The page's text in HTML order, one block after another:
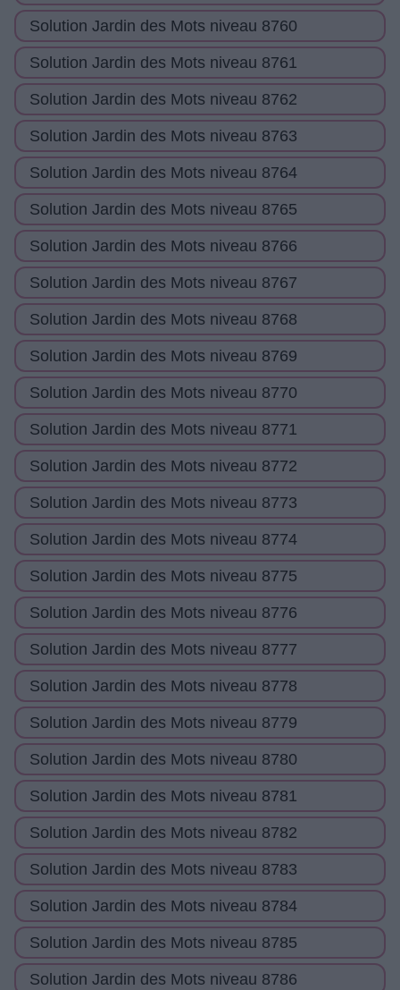
Solution Jardin des Mots niveau 8760
Solution Jardin des Mots niveau 8761
Solution Jardin des Mots niveau 8762
Solution Jardin des Mots niveau 8763
Solution Jardin des Mots niveau 8764
Solution Jardin des Mots niveau 8765
Solution Jardin des Mots niveau 8766
Solution Jardin des Mots niveau 8767
Solution Jardin des Mots niveau 8768
Solution Jardin des Mots niveau 8769
Solution Jardin des Mots niveau 8770
Solution Jardin des Mots niveau 8771
Solution Jardin des Mots niveau 8772
Solution Jardin des Mots niveau 8773
Solution Jardin des Mots niveau 8774
Solution Jardin des Mots niveau 8775
Solution Jardin des Mots niveau 8776
Solution Jardin des Mots niveau 8777
Solution Jardin des Mots niveau 8778
Solution Jardin des Mots niveau 8779
Solution Jardin des Mots niveau 8780
Solution Jardin des Mots niveau 8781
Solution Jardin des Mots niveau 8782
Solution Jardin des Mots niveau 8783
Solution Jardin des Mots niveau 8784
Solution Jardin des Mots niveau 8785
Solution Jardin des Mots niveau 8786